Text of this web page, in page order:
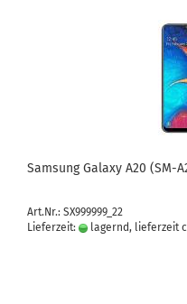
Sam­sung Ga­la­xy A20 (SM-​
Art.Nr.: SX999999_22
Lieferzeit:
lagernd, lieferzeit